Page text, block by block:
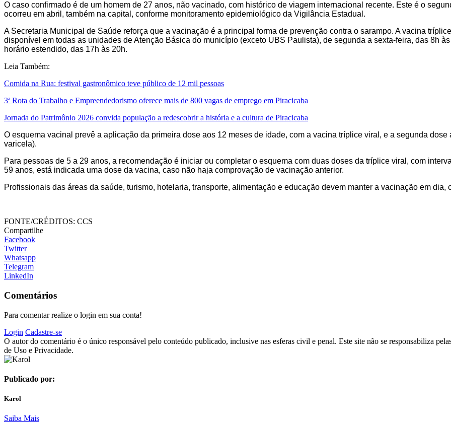
O caso confirmado é de um homem de 27 anos, não vacinado, com histórico de viagem internacional recente. Este é o
ocorreu em abril, também na capital, conforme monitoramento epidemiológico da Vigilância Estadual.
A Secretaria Municipal de Saúde reforça que a vacinação é a principal forma de prevenção contra o sarampo. A vacina
disponível em todas as unidades de Atenção Básica do município (exceto UBS Paulista), de segunda a sexta-feira, das 8h
horário estendido, das 17h às 20h.
Leia Também:
Comida na Rua: festival gastronômico teve público de 12 mil pessoas
3ª Rota do Trabalho e Empreendedorismo oferece mais de 800 vagas de emprego em Piracicaba
Jornada do Patrimônio 2026 convida população a redescobrir a história e a cultura de Piracicaba
O esquema vacinal prevê a aplicação da primeira dose aos 12 meses de idade, com a vacina tríplice viral, e a segunda
varicela).
Para pessoas de 5 a 29 anos, a recomendação é iniciar ou completar o esquema com duas doses da tríplice viral, com
59 anos, está indicada uma dose da vacina, caso não haja comprovação de vacinação anterior.
Profissionais das áreas da saúde, turismo, hotelaria, transporte, alimentação e educação devem manter a vacinação em dia,
FONTE/CRÉDITOS: CCS
Compartilhe
Facebook
Twitter
Whatsapp
Telegram
LinkedIn
Comentários
Para comentar realize o login em sua conta!
Login Cadastre-se
O autor do comentário é o único responsável pelo conteúdo publicado, inclusive nas esferas civil e penal. Este site não se responsabiliza
de Uso e Privacidade.
Publicado por:
Karol
Saiba Mais